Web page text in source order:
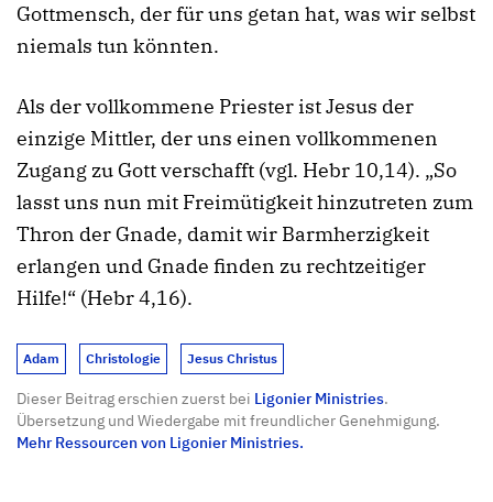
Gottmensch, der für uns getan hat, was wir selbst
niemals tun könnten.
Als der vollkommene Priester ist Jesus der
einzige Mittler, der uns einen vollkommenen
Zugang zu Gott verschafft (vgl. Hebr 10,14). „So
lasst uns nun mit Freimütigkeit hinzutreten zum
Thron der Gnade, damit wir Barmherzigkeit
erlangen und Gnade finden zu rechtzeitiger
Hilfe!“ (Hebr 4,16).
Adam Christologie Jesus Christus
Dieser Beitrag erschien zuerst bei Ligonier Ministries.
Übersetzung und Wiedergabe mit freundlicher Genehmigung.
Mehr Ressourcen von Ligonier Ministries.